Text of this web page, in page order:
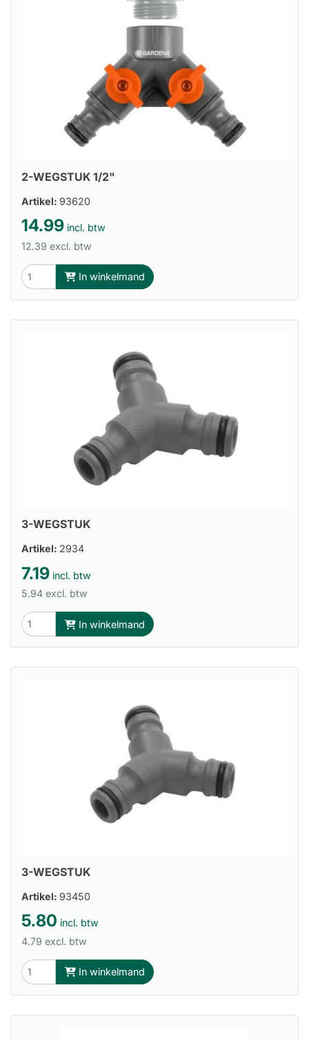
2-WEGSTUK 1/2"
Artikel: 93620
14.99 incl. btw
12.39 excl. btw
In winkelmand
3-WEGSTUK
Artikel: 2934
7.19 incl. btw
5.94 excl. btw
In winkelmand
3-WEGSTUK
Artikel: 93450
5.80 incl. btw
4.79 excl. btw
In winkelmand